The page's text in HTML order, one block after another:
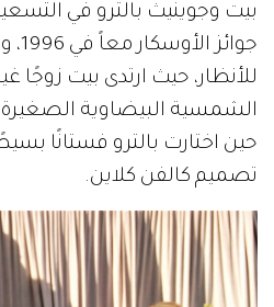
بيت وجوينيث بالترو في
للأنظار، حيث ارتدى بيت زوجًا
الشمسية البيضاوية
حين اختارت بالترو فستانًا
تصميم كالفن كلاين.